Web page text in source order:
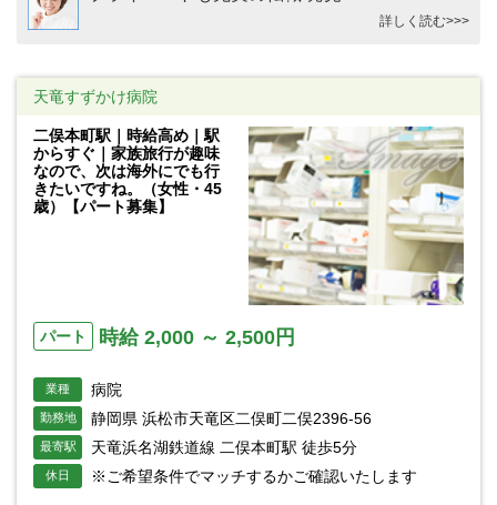
詳しく読む>>>
天竜すずかけ病院
二俣本町駅｜時給高め｜駅
からすぐ｜家族旅行が趣味
なので、次は海外にでも行
きたいですね。（女性・45
歳）【パート募集】
パート 時給 2,000 ～ 2,500円
業種 病院
勤務地 静岡県 浜松市天竜区二俣町二俣2396-56
最寄駅 天竜浜名湖鉄道線 二俣本町駅 徒歩5分
休日 ※ご希望条件でマッチするかご確認いたします